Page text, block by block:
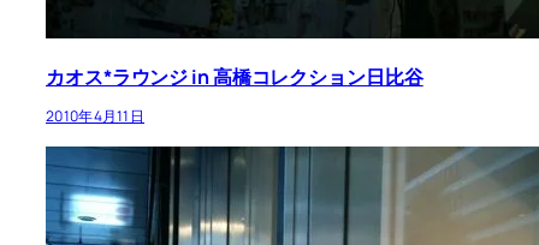
カオス*ラウンジ in 高橋コレクション日比谷
2010年4月11日